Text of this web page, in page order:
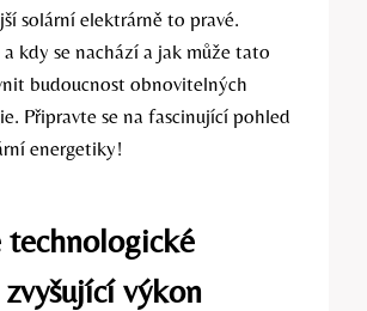
solární elektrárně to pravé.
kdy se nachází a jak může tato
budoucnost obnovitelných
Připravte se na fascinující pohled
energetiky!
technologické
výkon